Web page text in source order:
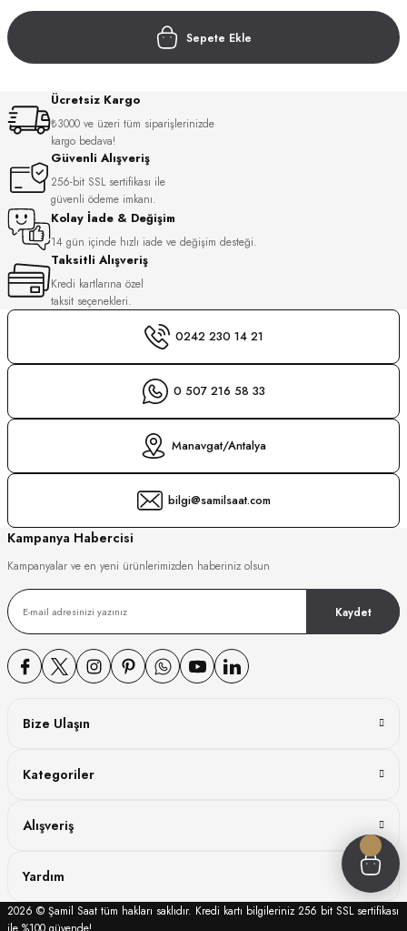
Sepete Ekle
Ücretsiz Kargo
₺3000 ve üzeri tüm siparişlerinizde
kargo bedava!
Güvenli Alışveriş
256-bit SSL sertifikası ile
güvenli ödeme imkanı.
Kolay İade & Değişim
14 gün içinde hızlı iade ve değişim desteği.
Taksitli Alışveriş
Kredi kartlarına özel
taksit seçenekleri.
0242 230 14 21
0 507 216 58 33
Manavgat/Antalya
bilgi@samilsaat.com
Kampanya Habercisi
Kampanyalar ve en yeni ürünlerimizden haberiniz olsun
Kaydet
Bize Ulaşın
Kategoriler
Alışveriş
Yardım
2026 © Şamil Saat tüm hakları saklıdır. Kredi kartı bilgileriniz 256 bit SSL sertifikası
ile %100 güvende!
WATCH